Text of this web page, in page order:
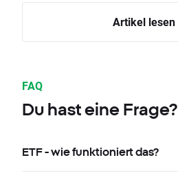
Artikel lesen
FAQ
Du hast eine Frage?
ETF - wie funktioniert das?